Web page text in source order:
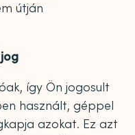
útján
így Ön jogosult
használt, géppel
azokat. Ez azt